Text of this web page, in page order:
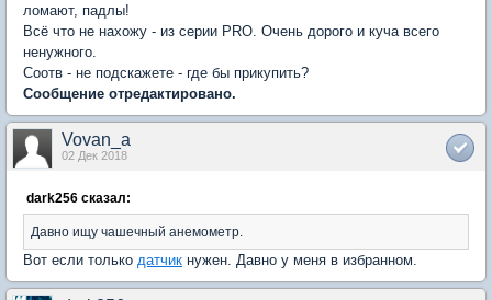
ломают, падлы!
Всё что не нахожу - из серии PRO. Очень дорого и куча всего
ненужного.
Соотв - не подскажете - где бы прикупить?
Сообщение отредактировано.
Vovan_a
02 Дек 2018
dark256 сказал:
Давно ищу чашечный анемометр.
Вот если только датчик нужен. Давно у меня в избранном.